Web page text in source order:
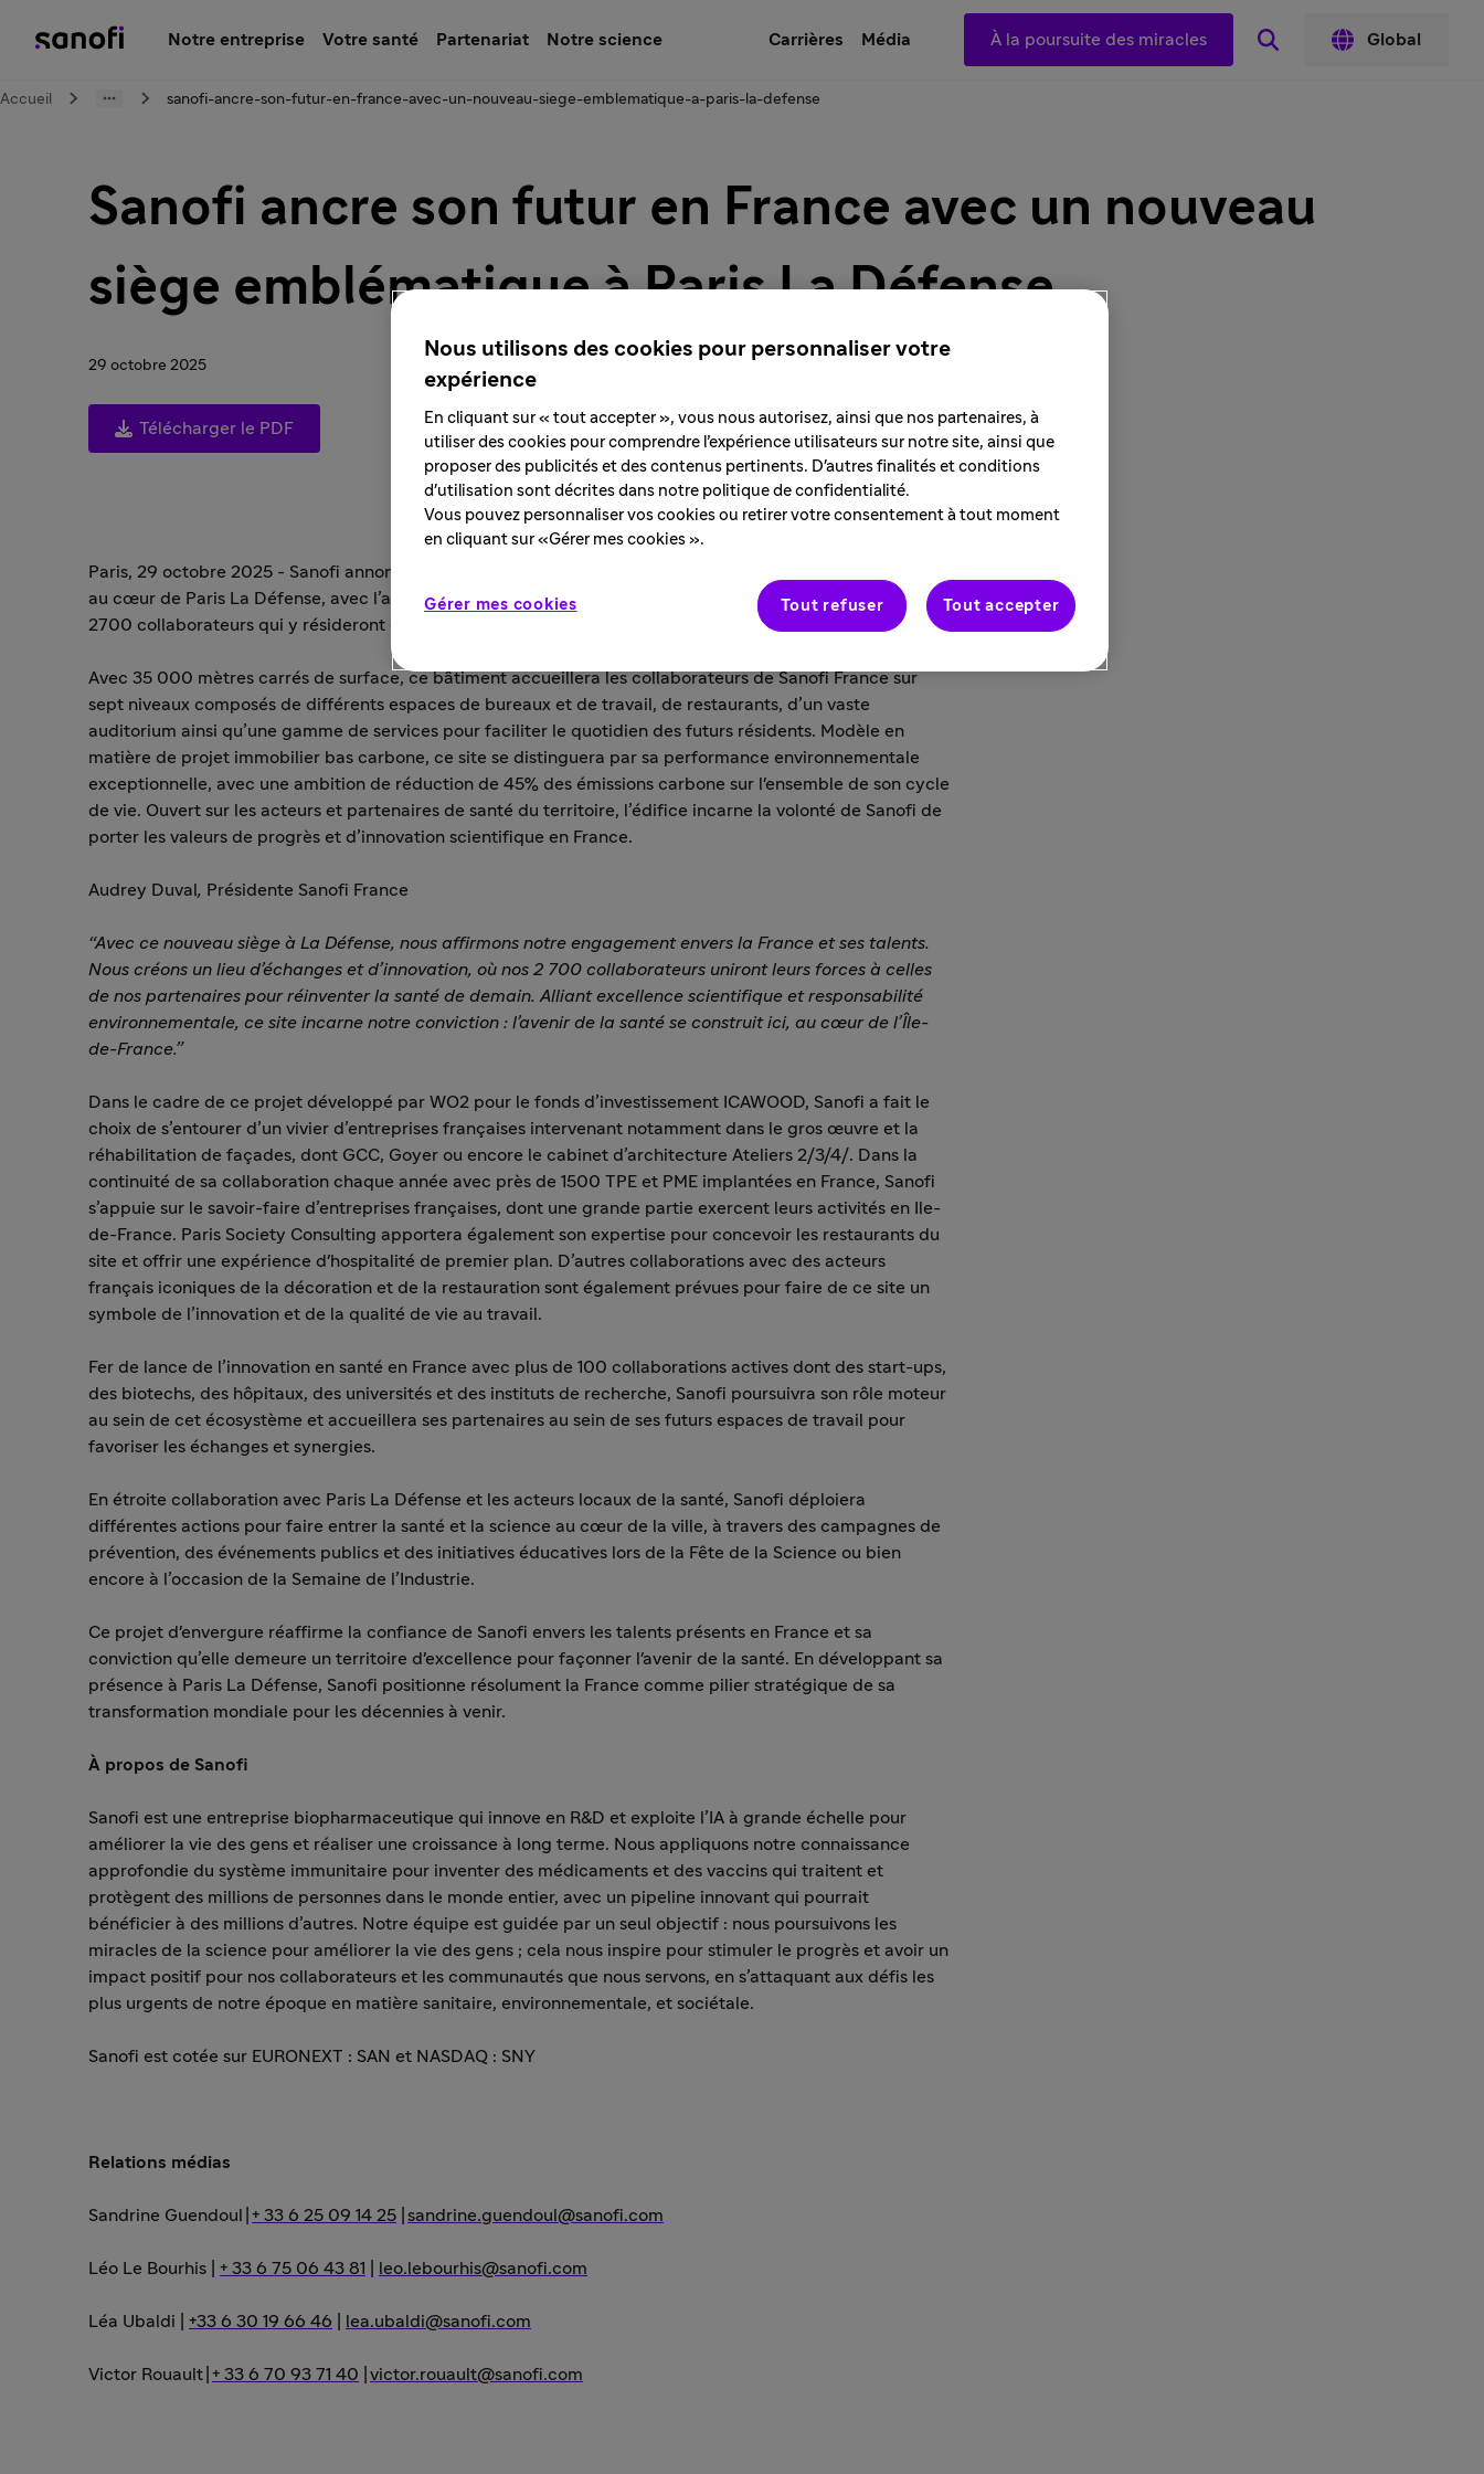
Notre entreprise Votre santé Partenariat Notre science Carrières Média À la poursuite des miracles Global
Accueil sanofi-ancre-son-futur-en-france-avec-un-nouveau-siege-emblematique-a-paris-la-defense
Sanofi ancre son futur en France avec un nouveau
siège emblématique à Paris La Défense
29 octobre 2025
Télécharger le PDF
Paris, 29 octobre 2025 - Sanofi annonce ce jour l’implantation du nouveau siège de ses activités françaises
au cœur de Paris La Défense, avec l’ambitionde proposer un environnement de travail d’excellence aux
2700 collaborateurs qui y résideront dès
Avec 35 000 mètres carrés de surface, ce bâtiment accueillera les collaborateurs de Sanofi France sur
sept niveaux composés de différents espaces de bureaux et de travail, de restaurants, d’un vaste
auditorium ainsi qu’une gamme de services pour faciliter le quotidien des futurs résidents. Modèle en
matière de projet immobilier bas carbone, ce site se distinguera par sa performance environnementale
exceptionnelle, avec une ambition de réduction de 45% des émissions carbone sur l'ensemble de son cycle
de vie. Ouvert sur les acteurs et partenaires de santé du territoire, l’édifice incarne la volonté de Sanofi de
porter les valeurs de progrès et d’innovation scientifique en France.
Audrey Duval , Présidente Sanofi France
“Avec ce nouveau siège à La Défense, nous affirmons notre engagement envers la France et ses talents.
Nous créons un lieu d’échanges et d’innovation, où nos 2 700 collaborateurs uniront leurs forces à celles
de nos partenaires pour réinventer la santé de demain. Alliant excellence scientifique et responsabilité
environnementale, ce site incarne notre conviction : l’avenir de la santé se construit ici, au cœur de l’Île-
de-France.”
Dans le cadre de ce projet développé par WO2 pour le fonds d’investissement ICAWOOD, Sanofi a fait le
choix de s’entourer d’un vivier d’entreprises françaises intervenant notamment dans le gros œuvre et la
réhabilitation de façades, dont GCC, Goyer ou encore le cabinet d’architecture Ateliers 2/3/4/. Dans la
continuité de sa collaboration chaque année avec près de 1500 TPE et PME implantées en France, Sanofi
s’appuie sur le savoir-faire d’entreprises françaises, dont une grande partie exercent leurs activités en Ile-
de-France. Paris Society Consulting apportera également son expertise pour concevoir les restaurants du
site et offrir une expérience d'hospitalité de premier plan. D’autres collaborations avec des acteurs
français iconiques de la décoration et de la restauration sont également prévues pour faire de ce site un
symbole de l’innovation et de la qualité de vie au travail.
Fer de lance de l’innovation en santé en France avec plus de 100 collaborations actives dont des start-ups,
des biotechs, des hôpitaux, des universités et des instituts de recherche, Sanofi poursuivra son rôle moteur
au sein de cet écosystème et accueillera ses partenaires au sein de ses futurs espaces de travail pour
favoriser les échanges et synergies.
En étroite collaboration avec Paris La Défense et les acteurs locaux de la santé, Sanofi déploiera
différentes actions pour faire entrer la santé et la science au cœur de la ville, à travers des campagnes de
prévention, des événements publics et des initiatives éducatives lors de la Fête de la Science ou bien
encore à l’occasion de la Semaine de l’Industrie.
Ce projet d'envergure réaffirme la confiance de Sanofi envers les talents présents en France et sa
conviction qu’elle demeure un territoire d'excellence pour façonner l'avenir de la santé. En développant sa
présence à Paris La Défense, Sanofi positionne résolument la France comme pilier stratégique de sa
transformation mondiale pour les décennies à venir.
À propos de Sanofi
Sanofi est une entreprise biopharmaceutique qui innove en R&D et exploite l’IA à grande échelle pour
améliorer la vie des gens et réaliser une croissance à long terme. Nous appliquons notre connaissance
approfondie du système immunitaire pour inventer des médicaments et des vaccins qui traitent et
protègent des millions de personnes dans le monde entier, avec un pipeline innovant qui pourrait
bénéficier à des millions d’autres. Notre équipe est guidée par un seul objectif : nous poursuivons les
miracles de la science pour améliorer la vie des gens ; cela nous inspire pour stimuler le progrès et avoir un
impact positif pour nos collaborateurs et les communautés que nous servons, en s’attaquant aux défis les
plus urgents de notre époque en matière sanitaire, environnementale, et sociétale.
Sanofi est cotée sur EURONEXT : SAN et NASDAQ : SNY
Relations médias
Sandrine Guendoul + 33 6 25 09 14 25 sandrine.guendoul@sanofi.com
Léo Le Bourhis + 33 6 75 06 43 81 leo.lebourhis@sanofi.com
Léa Ubaldi +33 6 30 19 66 46 lea.ubaldi@sanofi.com
Victor Rouault + 33 6 70 93 71 40 victor.rouault@sanofi.com
Nous utilisons des cookies pour personnaliser votre
expérience
En cliquant sur « tout accepter », vous nous autorisez, ainsi que nos partenaires, à
utiliser des cookies pour comprendre l’expérience utilisateurs sur notre site, ainsi que
proposer des publicités et des contenus pertinents. D'autres finalités et conditions
d'utilisation sont décrites dans notre politique de confidentialité.
Vous pouvez personnaliser vos cookies ou retirer votre consentement à tout moment
en cliquant sur «Gérer mes cookies ».
Gérer mes cookies Tout refuser Tout accepter